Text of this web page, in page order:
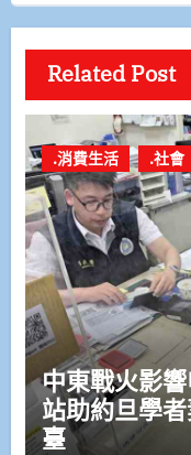
Related Post
.消費生活 .社會
中東戰火影
站助約旦學
臺